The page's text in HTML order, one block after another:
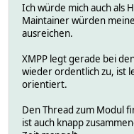
Ich würde mich auch als
Maintainer würden
ausreichen.
XMPP legt gerade bei
wieder ordentlich zu, ist
orientiert.
Den Thread zum Modul
ist auch knapp